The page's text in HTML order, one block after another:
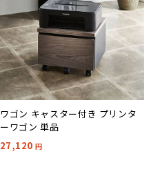
ワゴン キャスター付き プリンタ
ーワゴン 単品
27,120 円